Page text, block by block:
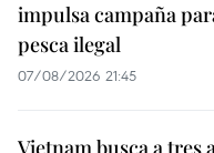
impulsa campaña
pesca ilegal
07/08/2026 21:45
Vietnam busca a tres